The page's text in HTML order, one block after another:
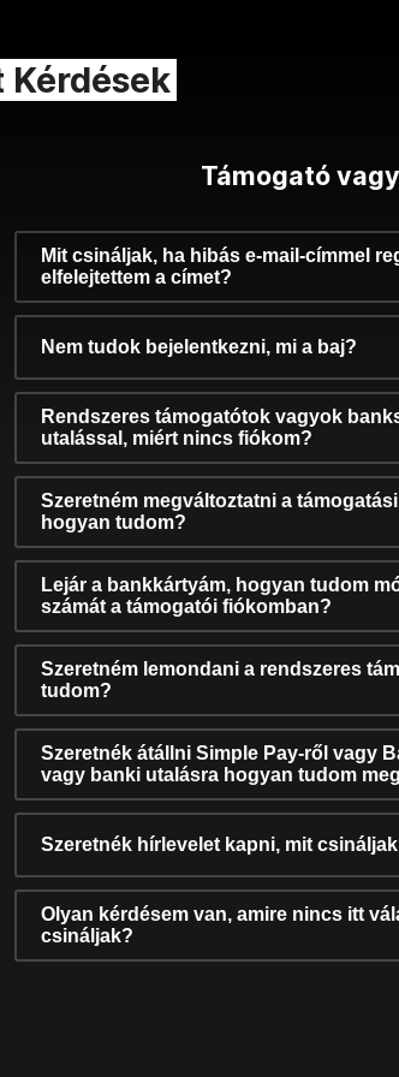
Támogató
Mit csináljak, ha hibás e-mail-címmel
elfelejtettem a címet?
Nem tudok bejelentkezni, mi a baj?
Rendszeres támogatótok vagyok
utalással, miért nincs fiókom?
Szeretném megváltoztatni a
hogyan tudom?
Lejár a bankkártyám, hogyan tudom
számát a támogatói fiókomban?
Szeretném lemondani a rendszeres
tudom?
Szeretnék átállni Simple Pay-ről vagy
vagy banki utalásra hogyan tudom
Szeretnék hírlevelet kapni, mit
Olyan kérdésem van, amire nincs itt
csináljak?